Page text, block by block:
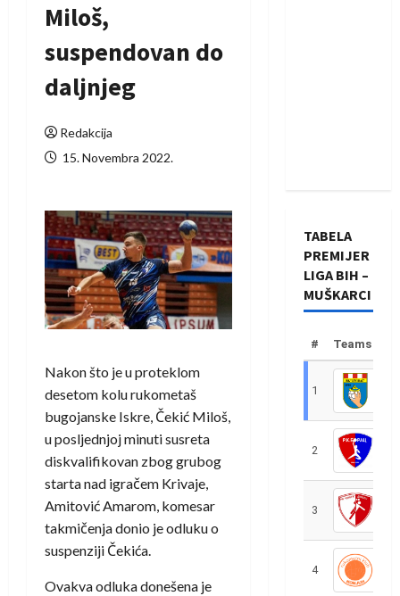
Miloš,
suspendovan do
daljnjeg
Redakcija
15. Novembra 2022.
Nakon što je u proteklom
desetom kolu rukometaš
bugojanske Iskre, Čekić Miloš,
u posljednjoj minuti susreta
diskvalifikovan zbog grubog
starta nad igračem Krivaje,
Amitović Amarom, komesar
takmičenja donio je odluku o
suspenziji Čekića.
Ovakva odluka donešena je
TABELA
PREMIJER
LIGA BIH –
MUŠKARCI
# Teams
1
2
3
4